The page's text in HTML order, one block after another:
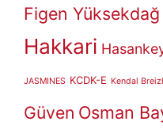
Figen Yüksekdağ
Hakkari
JASMINES KCDK-E Kendal
Güven Osman